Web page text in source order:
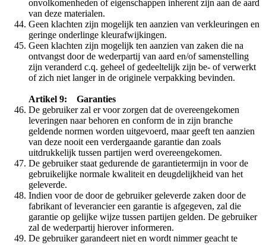
onvolkomenheden of eigenschappen inherent zijn aan de aard
van deze materialen.
Geen klachten zijn mogelijk ten aanzien van verkleuringen en
geringe onderlinge kleurafwijkingen.
Geen klachten zijn mogelijk ten aanzien van zaken die na
ontvangst door de wederpartij van aard en/of samenstelling
zijn veranderd c.q. geheel of gedeeltelijk zijn be- of verwerkt
of zich niet langer in de originele verpakking bevinden.
Artikel 9: Garanties
De gebruiker zal er voor zorgen dat de overeengekomen
leveringen naar behoren en conform de in zijn branche
geldende normen worden uitgevoerd, maar geeft ten aanzien
van deze nooit een verdergaande garantie dan zoals
uitdrukkelijk tussen partijen werd overeengekomen.
De gebruiker staat gedurende de garantietermijn in voor de
gebruikelijke normale kwaliteit en deugdelijkheid van het
geleverde.
Indien voor de door de gebruiker geleverde zaken door de
fabrikant of leverancier een garantie is afgegeven, zal die
garantie op gelijke wijze tussen partijen gelden. De gebruiker
zal de wederpartij hierover informeren.
De gebruiker garandeert niet en wordt nimmer geacht te